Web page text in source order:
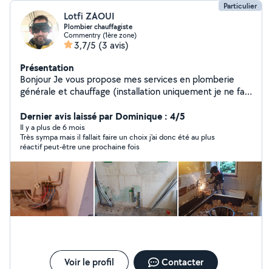
Particulier
Lotfi ZAOUI
Plombier chauffagiste
Commentry (1ère zone)
3,7/5 (3 avis)
Présentation
Bonjour Je vous propose mes services en plomberie
générale et chauffage (installation uniquement je ne fais
* Façonnage acier * Brasure cuivre * Soudure acier.
Dépannage, réparation fuites, débouchage wc...
N'hésitez pas à me contacter pour plus de
renseignements. Cordialement.
Dernier avis laissé par Dominique : 4/5
Il y a plus de 6 mois
Très sympa mais il fallait faire un choix j'ai donc été au plus
réactif peut-être une prochaine fois
Voir le profil Contacter